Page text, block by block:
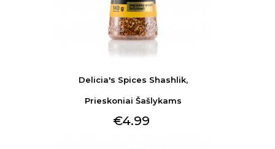
Delicia's Spices Shashlik,
Prieskoniai Šašlykams
€4.99